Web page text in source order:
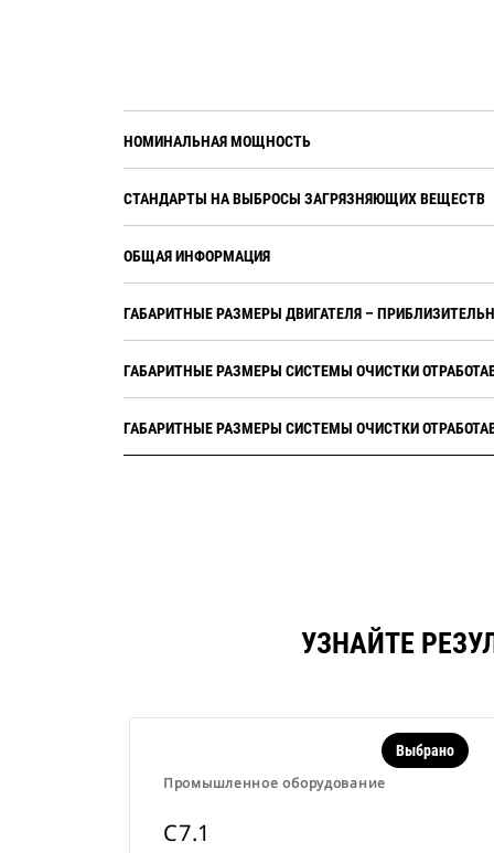
НОМИНАЛЬНАЯ МОЩНОСТЬ
СТАНДАРТЫ НА ВЫБРОСЫ ЗАГРЯЗНЯЮЩИХ ВЕЩЕСТВ
ОБЩАЯ ИНФОРМАЦИЯ
ГАБАРИТНЫЕ РАЗМЕРЫ ДВИГАТЕЛЯ –
ГАБАРИТНЫЕ РАЗМЕРЫ СИСТЕМЫ ОЧИСТКИ
ГАБАРИТНЫЕ РАЗМЕРЫ СИСТЕМЫ ОЧИСТКИ
УЗНАЙТЕ
Промышленное оборудование
Выбрано
C7.1